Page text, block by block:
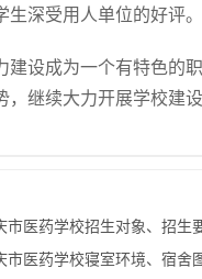
深受用人单位的好评。
设成为一个有特色的
继续大力开展学校建
市医药学校招生对象、招生
市医药学校寝室环境、宿舍